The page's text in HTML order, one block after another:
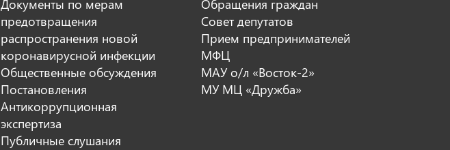
Документы по мерам
предотвращения
распространения новой
коронавирусной инфекции
Общественные обсуждения
Постановления
Антикоррупционная
экспертиза
Публичные слушания
Обращения граждан
Совет депутатов
Прием предпринимателей
МФЦ
МАУ о/л «Восток-2»
МУ МЦ «Дружба»